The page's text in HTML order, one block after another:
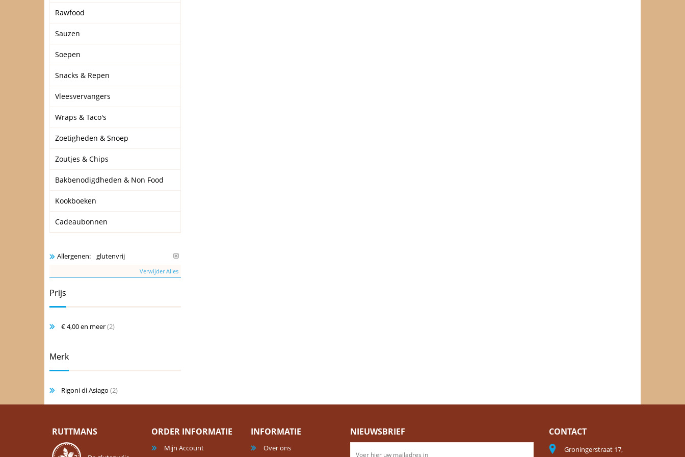
Rawfood
Sauzen
Soepen
Snacks & Repen
Vleesvervangers
Wraps & Taco's
Zoetigheden & Snoep
Zoutjes & Chips
Bakbenodigdheden & Non Food
Kookboeken
Cadeaubonnen
Allergenen: glutenvrij
Verwijder Alles
Prijs
€ 4,00en meer(2)
Merk
Rigoni di Asiago (2)
RUTTMANS ORDER INFORMATIE
Mijn Account
INFORMATIE
Over ons
NIEUWSBRIEF CONTACT
Groningerstraat 17,